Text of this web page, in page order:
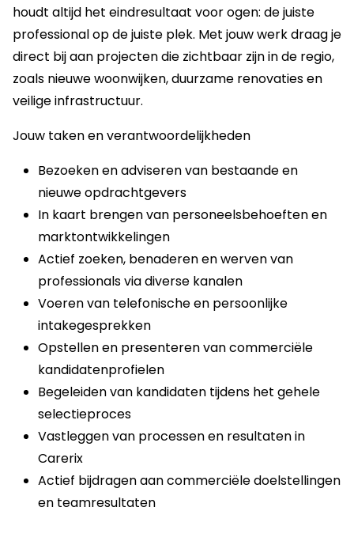
houdt altijd het eindresultaat voor ogen: de juiste
professional op de juiste plek. Met jouw werk draag je
direct bij aan projecten die zichtbaar zijn in de regio,
zoals nieuwe woonwijken, duurzame renovaties en
veilige infrastructuur.
Jouw taken en verantwoordelijkheden
Bezoeken en adviseren van bestaande en
nieuwe opdrachtgevers
In kaart brengen van personeelsbehoeften en
marktontwikkelingen
Actief zoeken, benaderen en werven van
professionals via diverse kanalen
Voeren van telefonische en persoonlijke
intakegesprekken
Opstellen en presenteren van commerciële
kandidatenprofielen
Begeleiden van kandidaten tijdens het gehele
selectieproces
Vastleggen van processen en resultaten in
Carerix
Actief bijdragen aan commerciële doelstellingen
en teamresultaten